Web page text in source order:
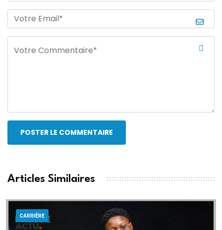
POSTER LE COMMENTAIRE
Articles Similaires
CARRIÈRE